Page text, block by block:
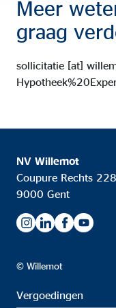
Meer
graag
sollicitatie [at]
NV Willemot
Coupure Rechts 228
9000 Gent
© Willemot
Vergoedingen